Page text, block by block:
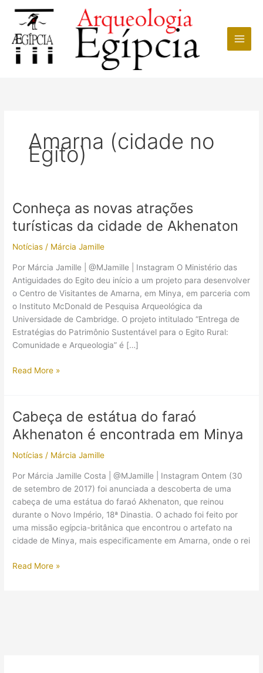
conteúdo
Amarna (cidade no
Egito)
Conheça as novas atrações
turísticas da cidade de Akhenaton
Notícias / Márcia Jamille
Por Márcia Jamille | @MJamille | Instagram O Ministério das
Antiguidades do Egito deu início a um projeto para desenvolver
o Centro de Visitantes de Amarna, em Minya, em parceria com
o Instituto McDonald de Pesquisa Arqueológica da
Universidade de Cambridge. O projeto intitulado “Entrega de
Estratégias do Patrimônio Sustentável para o Egito Rural:
Comunidade e Arqueologia” é […]
Conheça
turísticas
da
de
Akhenaton
Read More »
Cabeça de estátua do faraó
Akhenaton é encontrada em Minya
Notícias / Márcia Jamille
Por Márcia Jamille Costa | @MJamille | Instagram Ontem (30
de setembro de 2017) foi anunciada a descoberta de uma
cabeça de uma estátua do faraó Akhenaton, que reinou
durante o Novo Império, 18ª Dinastia. O achado foi feito por
uma missão egípcia-britânica que encontrou o artefato na
cidade de Minya, mais especificamente em Amarna, onde o rei
Cabeça
Read More »